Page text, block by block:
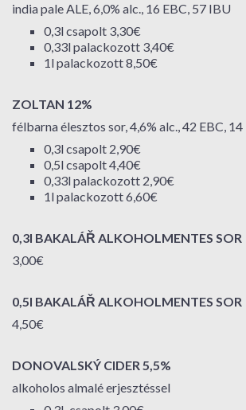
india pale ALE, 6,0% alc., 16 EBC, 57 IBU
0,3l csapolt 3,30€
0,33l palackozott 3,40€
1l palackozott 8,50€
ZOLTAN 12%
félbarna élesztos sor, 4,6% alc., 42 EBC,
0,3l csapolt 2,90€
0,5l csapolt 4,40€
0,33l palackozott 2,90€
1l palackozott 6,60€
0,3l BAKALÁŘ ALKOHOLMENTES SOR
3,00€
0,5l BAKALÁŘ ALKOHOLMENTES SOR
4,50€
DONOVALSKÝ CIDER 5,5%
alkoholos almalé erjesztéssel